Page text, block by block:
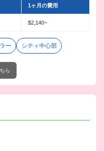
1ヶ月の費用
$2,140~
ー シティ中心部
ら